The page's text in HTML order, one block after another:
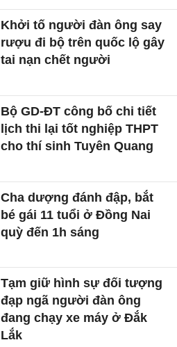
Khởi tố người đàn ông say
rượu đi bộ trên quốc lộ gây
tai nạn chết người
Bộ GD-ĐT công bố chi tiết
lịch thi lại tốt nghiệp THPT
cho thí sinh Tuyên Quang
Cha dượng đánh đập, bắt
bé gái 11 tuổi ở Đồng Nai
quỳ đến 1h sáng
Tạm giữ hình sự đối tượng
đạp ngã người đàn ông
đang chạy xe máy ở Đắk
Lắk